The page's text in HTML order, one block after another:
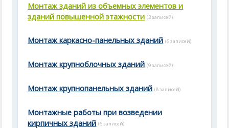
Монтаж зданий из объемных элементов и
зданий повышенной этажности (3 записей)
Монтаж каркасно-панельных зданий (6 записей)
Монтаж крупноблочных зданий (9 записей)
Монтаж крупнопанельных зданий (8 записей)
Монтажные работы при возведении
кирпичных зданий (6 записей)